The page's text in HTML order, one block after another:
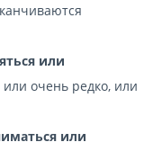
или
очень редко, или
или